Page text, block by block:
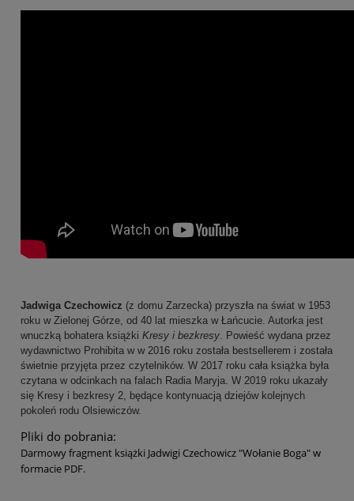
Jadwiga Czechowicz (z domu Zarzecka) przyszła na świat w 1953
roku w Zielonej Górze, od 40 lat mieszka w Łańcucie. Autorka jest
wnuczką bohatera książki Kresy i bezkresy. Powieść wydana przez
wydawnictwo Prohibita w w 2016 roku została bestsellerem i została
świetnie przyjęta przez czytelników. W 2017 roku cała książka była
czytana w odcinkach na falach Radia Maryja. W 2019 roku ukazały
się Kresy i bezkresy 2, będące kontynuacją dziejów kolejnych
pokoleń rodu Olsiewiczów.
Pliki do pobrania:
Darmowy fragment książki Jadwigi Czechowicz "Wołanie Boga" w
formacie PDF.